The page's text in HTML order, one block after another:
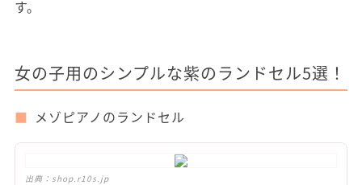
す。
女の子用のシンプルな紫のランドセル5選！
メゾピアノのランドセル
出典： shop.r10s.jp